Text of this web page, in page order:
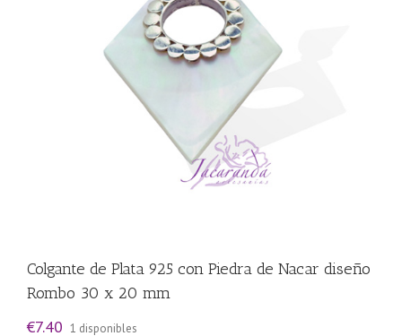
Colgante de Plata 925 con Piedra de Nacar diseño
Rombo 30 x 20 mm
€7.40 1 disponibles